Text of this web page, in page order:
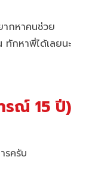
กหาคนช่วย
กหาพี่ได้เลยนะ
รณ์ 15 ปี)
รครับ